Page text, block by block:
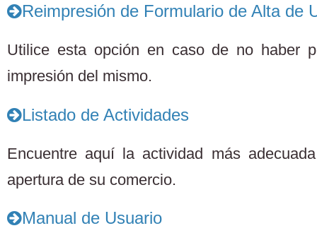
Reimpresión de Formulario de Alta de
Utilice esta opción en caso de no haber
impresión del mismo.
Listado de Actividades
Encuentre aquí la actividad más
apertura de su comercio.
Manual de Usuario